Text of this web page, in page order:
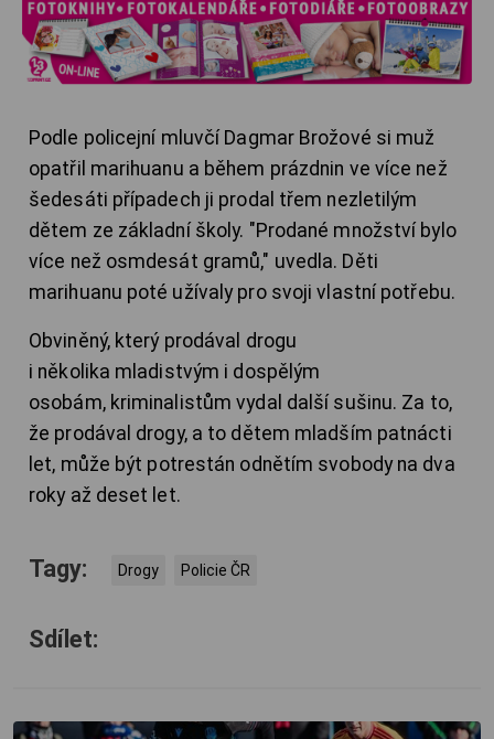
Podle policejní mluvčí Dagmar Brožové si muž
opatřil marihuanu a během prázdnin ve více než
šedesáti případech ji prodal třem nezletilým
dětem ze základní školy. "Prodané množství bylo
více než osmdesát gramů," uvedla. Děti
marihuanu poté užívaly pro svoji vlastní potřebu.
Obviněný, který prodával drogu
i několika mladistvým i dospělým
osobám, kriminalistům vydal další sušinu. Za to,
že prodával drogy, a to dětem mladším patnácti
let, může být potrestán odnětím svobody na dva
roky až deset let.
Tagy: Drogy Policie ČR
Sdílet: